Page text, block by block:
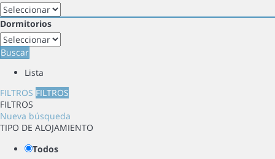
Dormitorios
Buscar
Lista
FILTROS FILTROS
FILTROS
Nueva búsqueda
TIPO DE ALOJAMIENTO
Todos